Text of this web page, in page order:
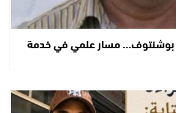
بوشنتوف… مسار علمي في خدمة